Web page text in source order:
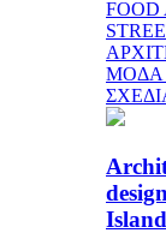
FOOD
ΜΟΔΑ
Island